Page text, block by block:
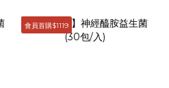
會員首購$1119